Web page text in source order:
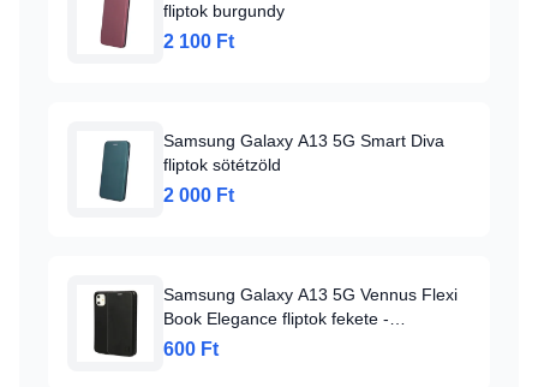
fliptok burgundy
2 100 Ft
Samsung Galaxy A13 5G Smart Diva
fliptok sötétzöld
2 000 Ft
Samsung Galaxy A13 5G Vennus Flexi
Book Elegance fliptok fekete -
Függőlegesen nyíló
600 Ft